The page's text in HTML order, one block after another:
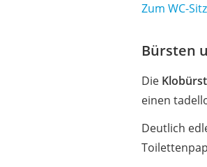
Zum WC-
Bürsten
Die
einen
Deutlich